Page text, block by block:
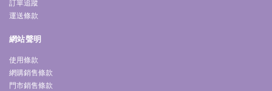
訂單追蹤
運送條款
網站聲明
使用條款
網購銷售條款
門市銷售條款